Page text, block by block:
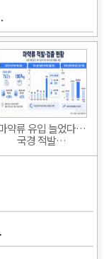
약류 유입 늘었다…
국경 적발…